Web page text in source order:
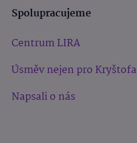
Spolupracujeme
Centrum LIRA
Úsměv nejen pro Kryštofa
Napsali o nás